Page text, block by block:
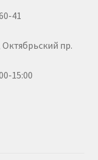
41
пр.
15:00